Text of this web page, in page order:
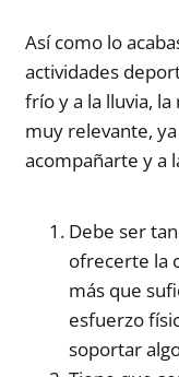
Así como lo
actividades
frío y a la lluvia,
muy relevante,
acompañarte y a
Debe ser
ofrecerte la
más que
esfuerzo
soportar